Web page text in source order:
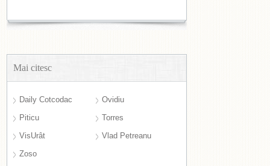
Mai citesc
Daily Cotcodac
Ovidiu
Piticu
Torres
VisUrât
Vlad Petreanu
Zoso